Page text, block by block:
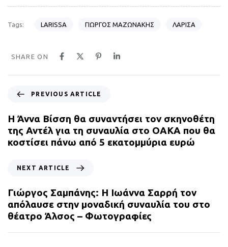
Tags: LARISSA ΓΙΩΡΓΟΣ ΜΑΖΩΝΑΚΗΣ ΛΑΡΙΣΑ
SHARE ON
e
v
o
r
t
i
c
PREVIOUS ARTICLE
Η Άννα Βίσση θα συναντήσει τον σκηνοθέτη
της Αντέλ για τη συναυλία στο ΟΑΚΑ που θα
κοστίσει πάνω από 5 εκατομμύρια ευρώ
x
t
A
r
t
NEXT ARTICLE
Γιώργος Σαμπάνης: Η Ιωάννα Σαρρή τον
απόλαυσε στην μοναδική συναυλία του στο
θέατρο Άλσος – Φωτογραφίες